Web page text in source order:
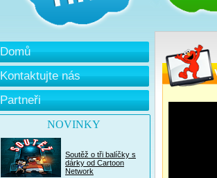
Domů
Kontaktujte nás
Partneři
NOVINKY
Soutěž o tři balíčky s
dárky od Cartoon
Network